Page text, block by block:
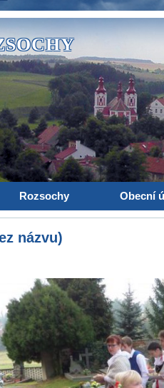
Rozsochy Obecní
názvu)